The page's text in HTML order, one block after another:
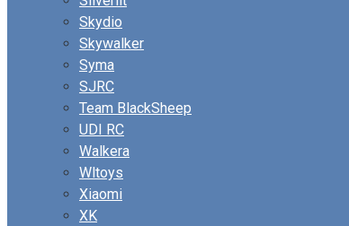
Skydio
Skywalker
Syma
SJRC
Team BlackSheep
UDI RC
Walkera
Wltoys
Xiaomi
XK